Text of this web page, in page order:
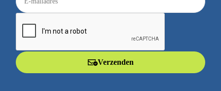
-
a
Verzenden